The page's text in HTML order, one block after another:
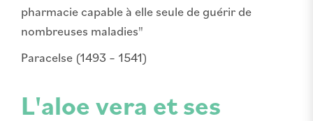
pharmacie capable à elle seule de guérir de
nombreuses maladies"
Paracelse (1493 – 1541)
L'aloe vera et ses